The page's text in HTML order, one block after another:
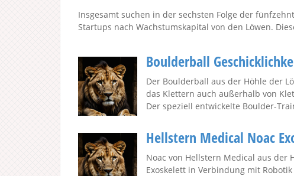
Insgesamt suchen in der sechsten Folge der
Startups nach Wachstumskapital von den Löwen.
Boulderball
Der Boulderball aus der Höhle der
das Klettern auch außerhalb von
Der speziell entwickelte Boulder-
Hellstern Medical Noac
Noac von Hellstern Medical aus der
Exoskelett in Verbindung mit